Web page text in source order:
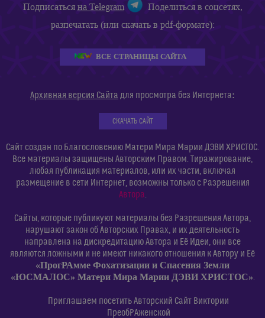
Подписатьсяна Telegram
Поделиться в соцсетях,
разпечатать (или скачать в pdf-формате):
ВСЕ СТРАНИЦЫ САЙТА
Архивная версия Сайта для просмотра без Интернета:
СКАЧАТЬ САЙТ
Сайт создан по Благословению Матери Мира Марии ДЭВИ ХРИСТОС.
Все материалы защищены Авторским Правом. Тиражирование,
любая публикация материалов, или их части, включая
размещение в сети Интернет, возможны только с Разрешения
Автора.
Сайты, которые публикуют материалы без Разрешения Автора,
нарушают закон об Авторских Правах, и их деятельность
направлена на дискредитацию Автора и Её Идеи, они все
являются ложными и не имеют никакого отношения к Автору и Её
«ПрогРАмме Фохатизации и Спасения Земли
«ЮСМАЛОС» Матери Мира Марии ДЭВИ ХРИСТОС».
Приглашаем посетить Авторский Сайт Виктории
ПреобРАженской